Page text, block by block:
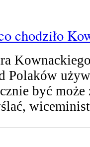
chodziło
Polaków
być może